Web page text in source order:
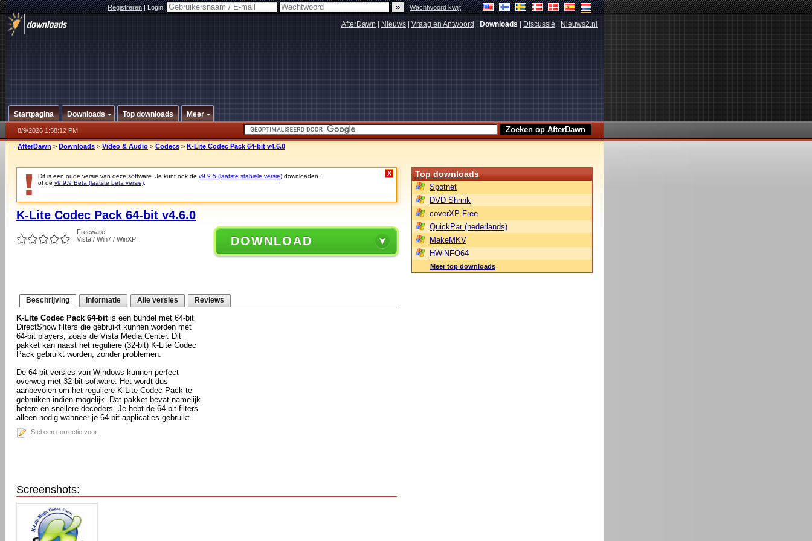
Registreren|Login: |Wachtwoord kwijt
AfterDawn Nieuws Vraag en Antwoord Downloads Discussie Nieuws2.nl
Startpagina Downloads Top downloads Meer
8/9/2026 1:58:12 PM
AfterDawn > Downloads > Video & Audio > Codecs > K-Lite Codec Pack 64-bit v4.6.0
Dit is een oude versie van deze software. Je kunt ook de v9.9.5 (laatste stabiele versie) downloaden.
of de v9.9.9 Beta (laatste beta versie)
X
K-Lite Codec Pack 64-bit v4.6.0
Freeware
Vista / Win7 / WinXP
DOWNLOAD
Beschrijving Informatie Alle versies Reviews
K-Lite Codec Pack 64-bitis een bundel met 64-bit
DirectShow filters die gebruikt kunnen worden met
64-bit players, zoals de Vista Media Center. Dit
pakket kan naast het reguliere (32-bit) K-Lite Codec
Pack gebruikt worden, zonder problemen.
De 64-bit versies van Windows kunnen perfect
overweg met 32-bit software. Het wordt dus
aanbevolen om het reguliere K-Lite Codec Pack te
gebruiken indien mogelijk. Dat pakket bevat namelijk
betere en snellere decoders. Je hebt de 64-bit filters
alleen nodig wanneer je 64-bit applicaties gebruikt.
Stel een correctie voor
Screenshots:
Top downloads
Spotnet
DVD Shrink
coverXP Free
QuickPar (nederlands)
MakeMKV
HWiNFO64
Meer top downloads